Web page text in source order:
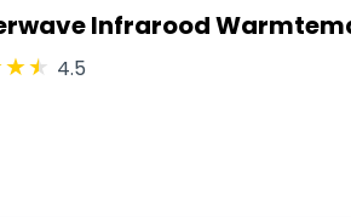
Infrarood
4.5